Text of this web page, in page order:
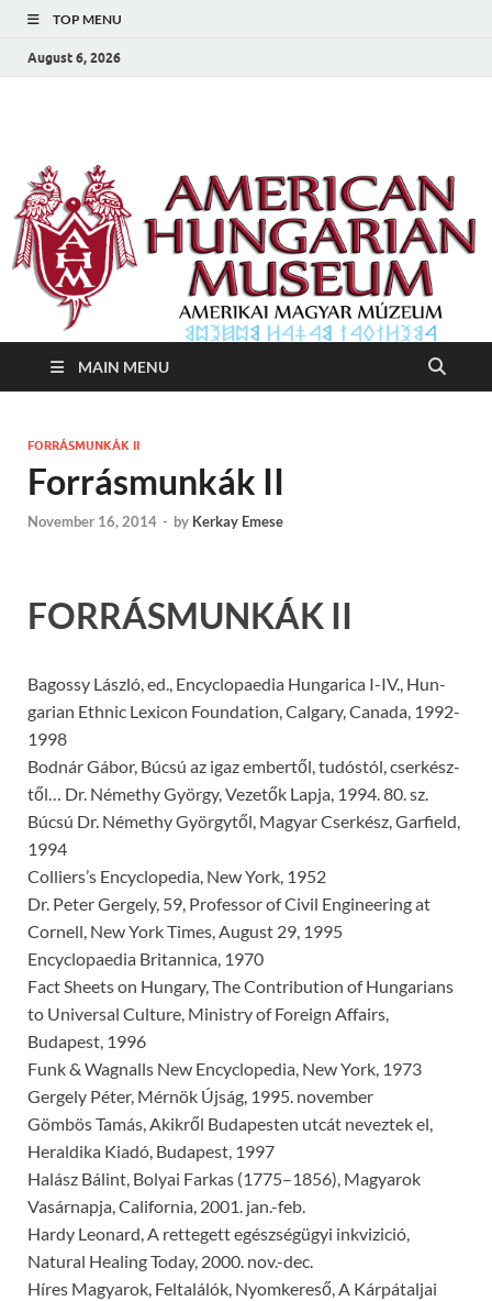
TOP MENU
August 6, 2026
Amerikai Magyar
Múzeum
MAIN MENU
FORRÁSMUNKÁK II
Forrásmunkák II
November 16, 2014 - by Kerkay Emese
FORRÁSMUNKÁK II
Bagossy László, ed., Encyclopaedia Hungarica I-IV., Hun­
garian Ethnic Lexicon Foundation, Calgary, Canada, 1992-
1998
Bodnár Gábor, Búcsú az igaz embertől, tudóstól, cserkész­
től… Dr. Némethy György, Vezetők Lapja, 1994. 80. sz.
Búcsú Dr. Némethy Györgytől, Magyar Cserkész, Garfield,
1994
Colliers’s Encyclopedia, New York, 1952
Dr. Peter Gergely, 59, Professor of Civil Engineering at
Cornell, New York Times, August 29, 1995
Encyclopaedia Britannica, 1970
Fact Sheets on Hungary, The Contribution of Hungarians
to Universal Culture, Ministry of Foreign Affairs,
Budapest, 1996
Funk & Wagnalls New Encyclopedia, New York, 1973
Gergely Péter, Mérnök Újság, 1995. november
Gömbös Tamás, Akikről Budapesten utcát neveztek el,
Heraldika Kiadó, Budapest, 1997
Halász Bálint, Bolyai Farkas (1775–1856), Magyarok
Vasár­napja, California, 2001. jan.-feb.
Hardy Leonard, A rettegett egészségügyi inkvizició,
Natural Healing Today, 2000. nov.-dec.
Híres Magyarok, Feltalálók, Nyomkereső, A Kárpátaljai